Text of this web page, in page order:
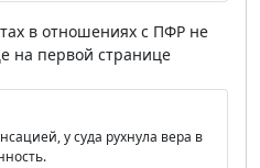
в отношениях с ПФР не
на первой странице
у суда рухнула вера в